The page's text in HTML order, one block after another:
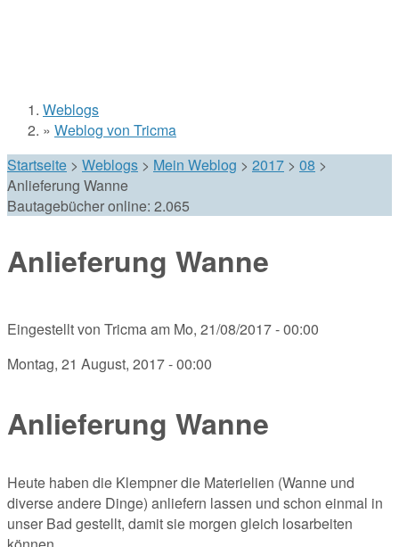
Sie sind hier
Weblogs
» Weblog von Tricma
Startseite > Weblogs > Mein Weblog > 2017 > 08 >
Anlieferung Wanne
Bautagebücher online: 2.065
Anlieferung Wanne
Eingestellt von Tricmaam Mo, 21/08/2017 - 00:00
Montag, 21 August, 2017 - 00:00
Anlieferung Wanne
Heute haben die Klempner die Materielien (Wanne und
diverse andere Dinge) anliefern lassen und schon einmal in
unser Bad gestellt, damit sie morgen gleich losarbeiten